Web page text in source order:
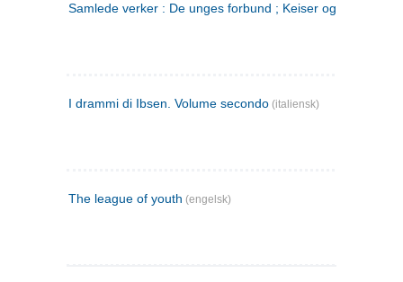
Samlede verker : De unges forbund ; Keiser og Galilæer. 3
I drammi di Ibsen. Volume secondo (italiensk)
The league of youth (engelsk)